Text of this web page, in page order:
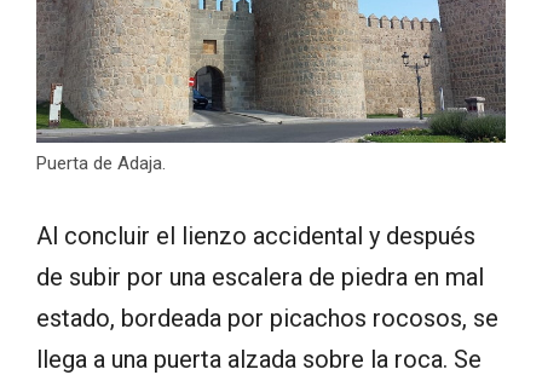
Puerta de Adaja.
Al concluir el lienzo accidental y después
de subir por una escalera de piedra en mal
estado, bordeada por picachos rocosos, se
llega a una puerta alzada sobre la roca. Se